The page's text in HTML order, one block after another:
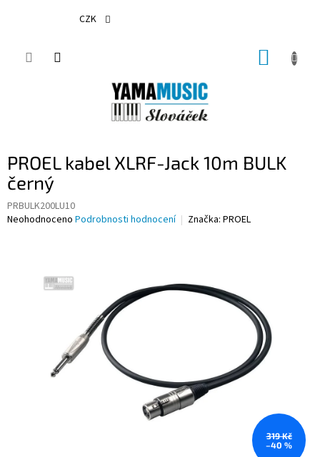
CZK
PROEL kabel XLRF-Jack 10m BULK
černý
PRBULK200LU10
Průměrné
Neohodnoceno Podrobnosti hodnocení Značka: PROEL
319 Kč
–40 %